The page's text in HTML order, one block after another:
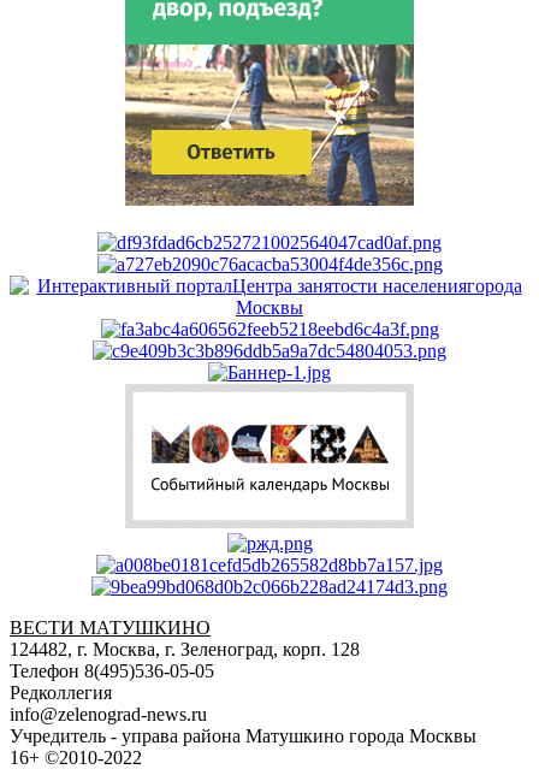
ВЕСТИ МАТУШКИНО
124482, г. Москва, г. Зеленоград, корп. 128
Телефон 8(495)536-05-05
Редколлегия
info@zelenograd-news.ru
Учредитель - управа района Матушкино города Москвы
16+ ©2010-2022